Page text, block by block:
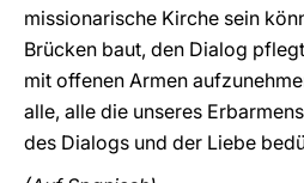
missionarische Kirche sein
Brücken baut, den Dialog
mit offenen Armen
alle, alle die unseres
des Dialogs und der Liebe